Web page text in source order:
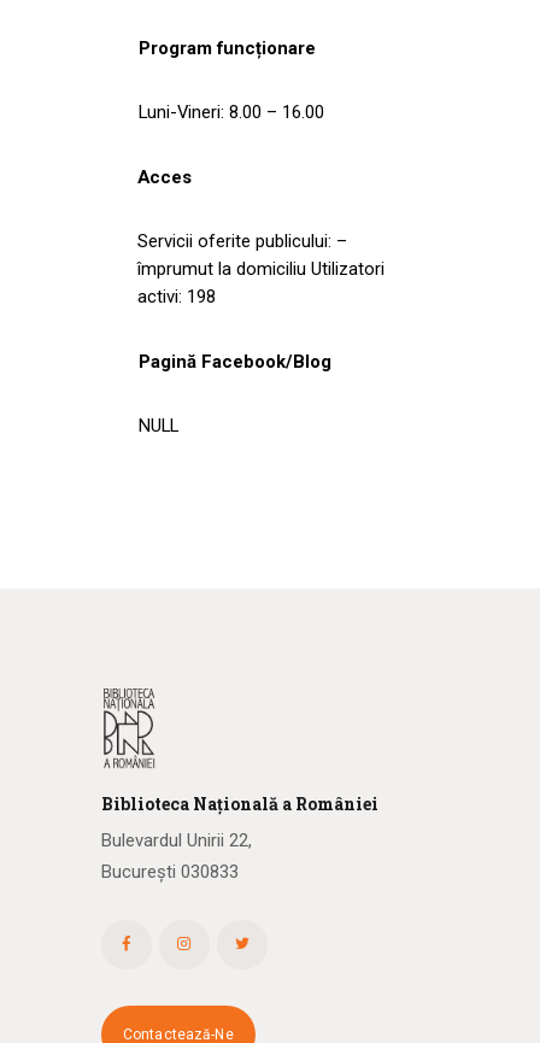
Program funcționare
Luni-Vineri: 8.00 – 16.00
Acces
Servicii oferite publicului: –
împrumut la domiciliu Utilizatori
activi: 198
Pagină Facebook/Blog
NULL
Biblioteca Națională a României
Bulevardul Unirii 22,
București 030833
Contactează-Ne